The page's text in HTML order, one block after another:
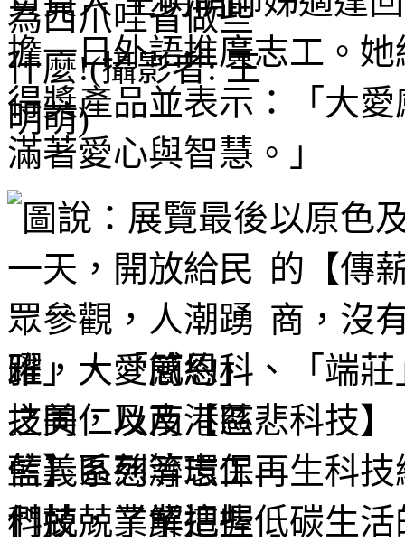
擔一日外語推廣志工。
得獎產品並表示：「大
滿著愛心與智慧。」
以原色
的【傳
商，沒
雅」、「簡約」、「端
之美，以及【慈悲科技
藍】系列等環保再生科
科技，了解這些低碳生